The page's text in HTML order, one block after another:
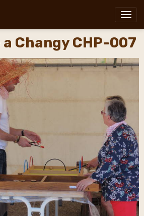
Changy CHP-007